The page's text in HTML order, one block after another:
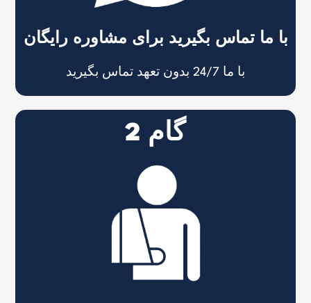
با ما تماس بگیرید برای مشاوره رایگان
با ما 24/7 بدون تعهد تماس بگیرید
گام 2